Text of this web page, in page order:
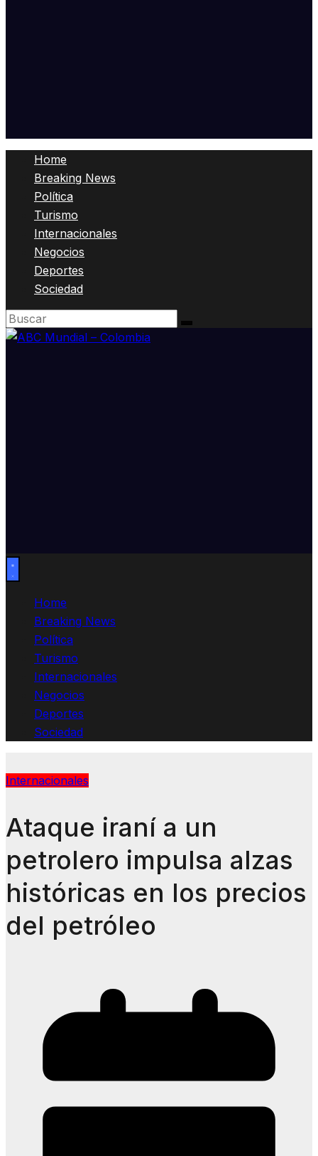
Home
Breaking News
Política
Turismo
Internacionales
Negocios
Deportes
Sociedad
Home
Breaking News
Política
Turismo
Internacionales
Negocios
Deportes
Sociedad
Internacionales
Ataque iraní a un
petrolero impulsa alzas
históricas en los precios
del petróleo